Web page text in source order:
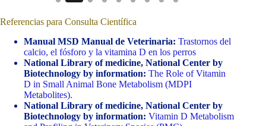
Referencias para Consulta Científica
Manual MSD Manual de Veterinaria: Trastornos del
calcio, el fósforo y la vitamina D en los perros
National Library of medicine, National Center by
Biotechnology by information: The Role of Vitamin
D in Small Animal Bone Metabolism (MDPI
Metabolites).
National Library of medicine, National Center by
Biotechnology by information: Vitamin D Metabolism